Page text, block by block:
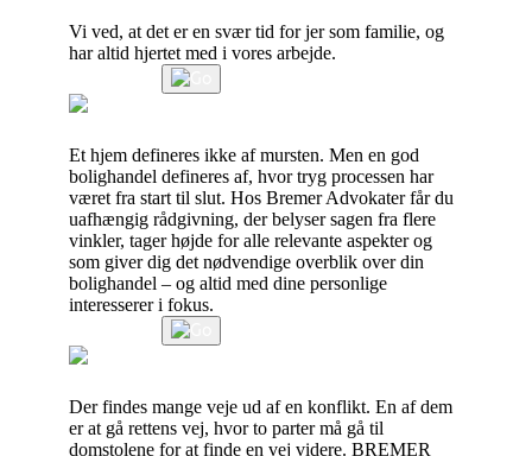
Vi ved, at det er en svær tid for jer som familie, og
har altid hjertet med i vores arbejde.
Et hjem defineres ikke af mursten. Men en god
bolighandel defineres af, hvor tryg processen har
været fra start til slut. Hos Bremer Advokater får du
uafhængig rådgivning, der belyser sagen fra flere
vinkler, tager højde for alle relevante aspekter og
som giver dig det nødvendige overblik over din
bolighandel – og altid med dine personlige
interesserer i fokus.
Der findes mange veje ud af en konflikt. En af dem
er at gå rettens vej, hvor to parter må gå til
domstolene for at finde en vej videre. BREMER